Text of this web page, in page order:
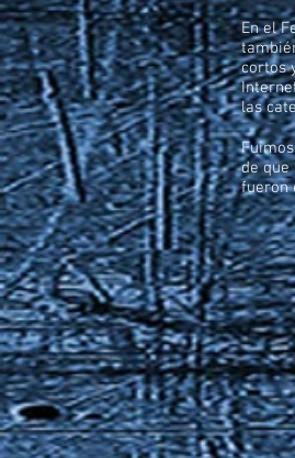
En el
cortos
las
de que
fueron